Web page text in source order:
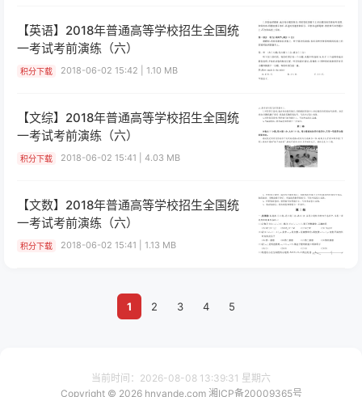
【英语】2018年普通高等学校招生全国统
一考试考前演练（六）
积分下载 2018-06-02 15:42 | 1.10 MB
【文综】2018年普通高等学校招生全国统
一考试考前演练（六）
积分下载 2018-06-02 15:41 | 4.03 MB
【文数】2018年普通高等学校招生全国统
一考试考前演练（六）
积分下载 2018-06-02 15:41 | 1.13 MB
1 2 3 4 5
当前时间： 2026-08-08 13:39:31 星期六
Copyright © 2026 hnyande.com 湘ICP备20009365号